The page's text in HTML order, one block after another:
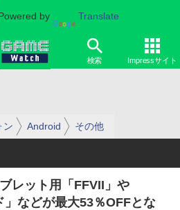
by Translate
検索 Impressサイト
ン Android その他
レット用「FFVII」や
」などが最大53％OFFとな